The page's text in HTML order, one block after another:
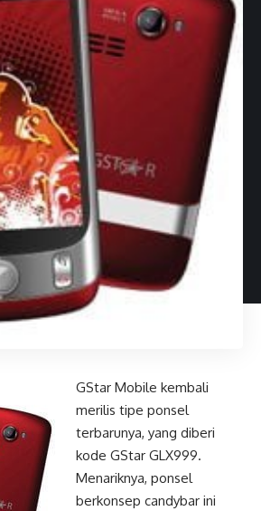
GStar Mobile kembali
merilis tipe ponsel
terbarunya, yang diberi
kode GStar GLX999.
Menariknya, ponsel
berkonsep candybar ini